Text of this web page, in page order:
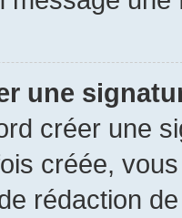
une
créer une
créée,
rédaction